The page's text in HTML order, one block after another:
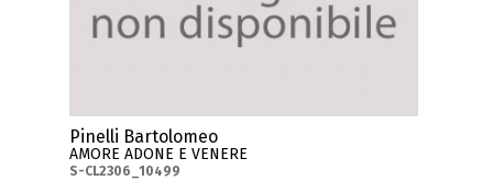
Pinelli Bartolomeo
AMORE ADONE E VENERE
S-CL2306_10499